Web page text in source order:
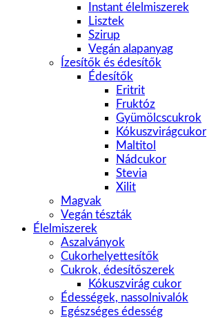
Instant élelmiszerek
Lisztek
Szirup
Vegán alapanyag
Ízesítők és édesítők
Édesítők
Eritrit
Fruktóz
Gyümölcscukrok
Kókuszvirágcukor
Maltitol
Nádcukor
Stevia
Xilit
Magvak
Vegán tészták
Élelmiszerek
Aszalványok
Cukorhelyettesítők
Cukrok, édesítőszerek
Kókuszvirág cukor
Édességek, nassolnivalók
Egészséges édesség